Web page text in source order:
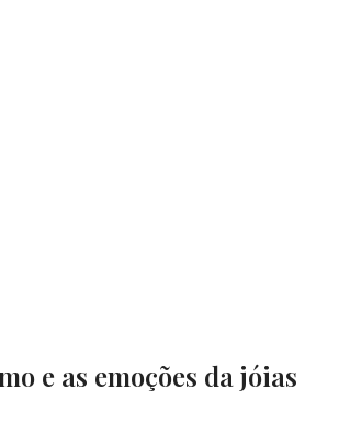
e as emoções da jóias